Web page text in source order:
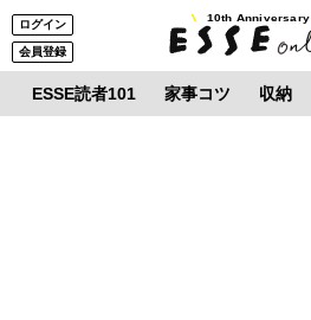
ログイン
会員登録
10th Anniversary
ESSE読者101 家事コツ 収納